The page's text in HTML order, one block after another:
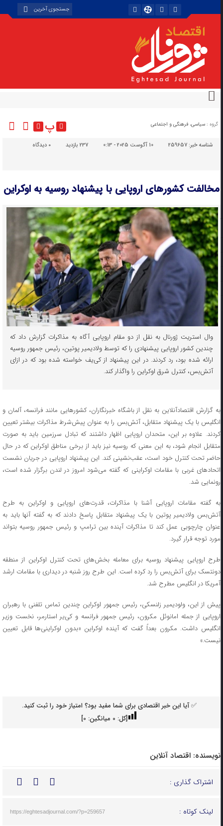
گروه : سیاسی، فرهنگی و اجتماعی پ
شناسه خبر:259657 10 آگوست 2025 - 0:13 237 بازدید دیدگاه
مخالفت کشورهای اروپایی با پیشنهاد روسیه به اوکراین
وال استریت ژورنال به نقل از دو مقام اروپایی آگاه به مذاکرات گزارش داد که
چندین کشور اروپایی پیشنهادی را که توسط ولادیمیر پوتین، رئیس جمهور روسیه
ارائه شده بود، رد کردند. در این پیشنهاد از کی‌یف خواسته شده بود که در ازای
آتش‌بس، کنترل شرق اوکراین را واگذار کند.
به گزارش اقتصادآنلاین به نقل از باشگاه خبرنگاران، کشور‌هایی مانند فرانسه، آلمان و
انگلیس با یک پیشنهاد متقابل، آتش‌بس را به عنوان پیش‌شرط مذاکرات بیشتر تعیین
کردند. علاوه بر این، متحدان اروپایی اظهار داشتند که تبادل سرزمین باید به صورت
متقابل انجام شود، به این معنی که روسیه نیز باید از برخی مناطق اوکراین که در حال
حاضر تحت کنترل خود است، عقب‌نشینی کند. این پیشنهاد اروپایی در جریان نشست
اتحاد‌های غربی با مقامات اوکراینی که گفته می‌شود امروز در لندن برگزار شده است،
رونمایی شد.
به گفته مقامات اروپایی آشنا با مذاکرات، قدرت‌های اروپایی و اوکراین به طرح
آتش‌بس ولادیمیر پوتین با یک پیشنهاد متقابل پاسخ دادند که به گفته آنها باید به
عنوان چارچوبی عمل کند تا مذاکرات آینده بین ترامپ و رئیس جمهور روسیه بتواند
مورد توجه قرار گیرد.
طرح اروپایی پیشنهاد روسیه برای معامله بخش‌های تحت کنترل اوکراین از منطقه
دونتسک برای آتش‌بس را رد کرده است. این طرح روز شنبه در دیداری با مقامات ارشد
آمریکا در انگلیس مطرح شد.
پیش از این، ولودیمیر زلنسکی، رئیس جمهور اوکراین چندین تماس تلفنی با رهبران
اروپایی از جمله امانوئل مکرون، رئیس جمهور فرانسه و کی‌یر استارمر، نخست وزیر
انگلیس داشت. مکرون بعداً گفت که آینده اوکراین «بدون اوکراینی‌ها قابل تعیین
نیست.»
✅ آیا این خبر اقتصادی برای شما مفید بود؟ امتیاز خود را ثبت کنید.
[کل: 0میانگین: 0
]
نویسنده: اقتصاد آنلاین
اشتراک گذاری :
لینک کوتاه : https://eghtesadjournal.com/?p=259657